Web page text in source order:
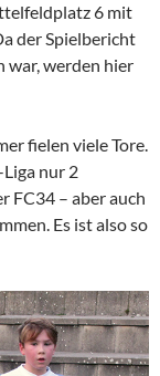
6 mit
der Spielbericht
war, werden hier
fielen viele Tore.
nur 2
FC34 – aber auch
Es ist also so